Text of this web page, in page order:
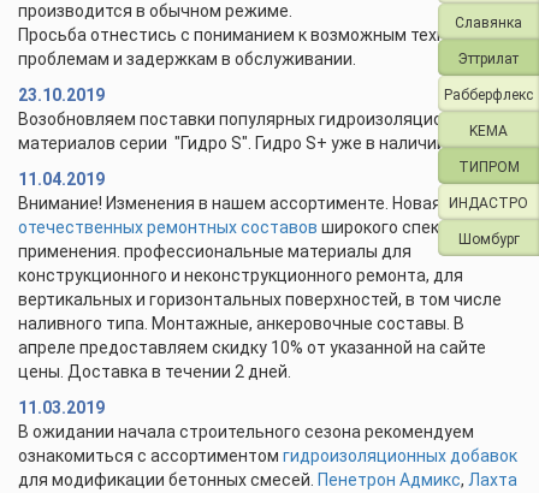
Славянка
Эттрилат
Рабберфлекс
KEMA
ТИПРОМ
ИНДАСТРО
Шомбург
производится в обычном режиме.
Просьба отнестись с пониманием к возможным техническим
проблемам и задержкам в обслуживании.
23.10.2019
Возобновляем поставки популярных гидроизоляционных
материалов серии "Гидро S". Гидро S+ уже в наличии.
11.04.2019
Внимание! Изменения в нашем ассортименте. Новая линейка
отечественных ремонтных составов широкого спектра
применения. профессиональные материалы для
конструкционного и неконструкционного ремонта, для
вертикальных и горизонтальных поверхностей, в том числе
наливного типа. Монтажные, анкеровочные составы. В
апреле предоставляем скидку 10% от указанной на сайте
цены. Доставка в течении 2 дней.
11.03.2019
В ожидании начала строительного сезона рекомендуем
ознакомиться с ассортиментом гидроизоляционных добавок
для модификации бетонных смесей. Пенетрон Адмикс, Лахта